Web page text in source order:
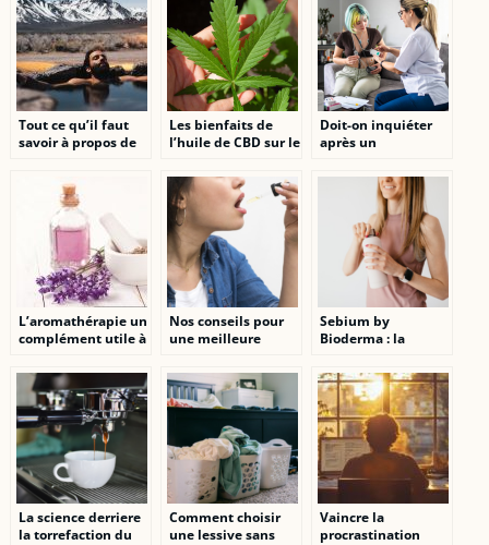
Tout ce qu’il faut
savoir à propos de
Les bienfaits de
l’huile de CBD sur le
Doit-on inquiéter
après un
cardiaque à 80 ans ?
L’aromathérapie un
complément utile à
Nos conseils pour
une meilleure
CBD
Sebium by
Bioderma : la
une peau saine et
equilibree
La science derriere
la torrefaction du
Comment choisir
une lessive sans
Vaincre la
procrastination